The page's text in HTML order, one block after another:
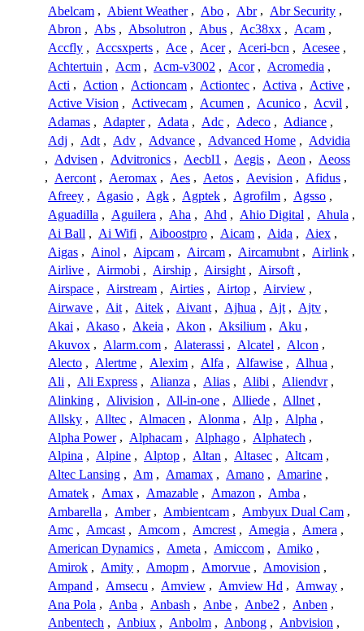
Abelcam , Abient Weather , Abo , Abr , Abr Security ,
Abron , Abs , Absolutron , Abus , Ac38xx , Acam ,
Accfly , Accsxperts , Ace , Acer , Aceri-bcn , Acesee ,
Achtertuin , Acm , Acm-v3002 , Acor , Acromedia ,
Acti , Action , Actioncam , Actiontec , Activa , Active ,
Active Vision , Activecam , Acumen , Acunico , Acvil ,
Adamas , Adapter , Adata , Adc , Adeco , Adiance ,
Adj , Adt , Adv , Advance , Advanced Home , Advidia
, Advisen , Advitronics , Aecbl1 , Aegis , Aeon , Aeoss
, Aercont , Aeromax , Aes , Aetos , Aevision , Afidus ,
Afreey , Agasio , Agk , Agptek , Agrofilm , Agsso ,
Aguadilla , Aguilera , Aha , Ahd , Ahio Digital , Ahula ,
Ai Ball , Ai Wifi , Aiboostpro , Aicam , Aida , Aiex ,
Aigas , Ainol , Aipcam , Aircam , Aircamubnt , Airlink ,
Airlive , Airmobi , Airship , Airsight , Airsoft ,
Airspace , Airstream , Airties , Airtop , Airview ,
Airwave , Ait , Aitek , Aivant , Ajhua , Ajt , Ajtv ,
Akai , Akaso , Akeia , Akon , Aksilium , Aku ,
Akuvox , Alarm.com , Alaterassi , Alcatel , Alcon ,
Alecto , Alertme , Alexim , Alfa , Alfawise , Alhua ,
Ali , Ali Express , Alianza , Alias , Alibi , Aliendvr ,
Alinking , Alivision , All-in-one , Alliede , Allnet ,
Allsky , Alltec , Almacen , Alonma , Alp , Alpha ,
Alpha Power , Alphacam , Alphago , Alphatech ,
Alpina , Alpine , Alptop , Altan , Altasec , Altcam ,
Altec Lansing , Am , Amamax , Amano , Amarine ,
Amatek , Amax , Amazable , Amazon , Amba ,
Ambarella , Amber , Ambientcam , Ambyux Dual Cam ,
Amc , Amcast , Amcom , Amcrest , Amegia , Amera ,
American Dynamics , Ameta , Amiccom , Amiko ,
Amirok , Amity , Amopm , Amorvue , Amovision ,
Ampand , Amsecu , Amview , Amview Hd , Amway ,
Ana Pola , Anba , Anbash , Anbe , Anbe2 , Anben ,
Anbentech , Anbiux , Anbolm , Anbong , Anbvision ,